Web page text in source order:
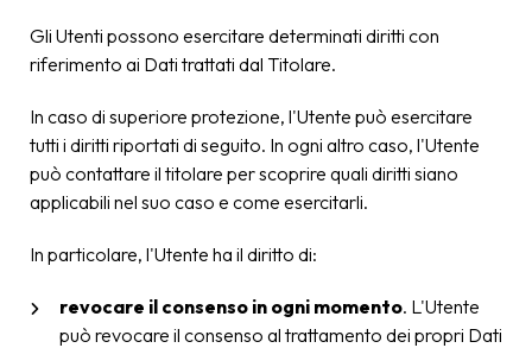
Gli Utenti possono esercitare determinati diritti con
riferimento ai Dati trattati dal Titolare.
In caso di superiore protezione, l'Utente può esercitare
tutti i diritti riportati di seguito. In ogni altro caso, l'Utente
può contattare il titolare per scoprire quali diritti siano
applicabili nel suo caso e come esercitarli.
In particolare, l'Utente ha il diritto di:
revocare il consenso in ogni momento. L'Utente
può revocare il consenso al trattamento dei propri Dati